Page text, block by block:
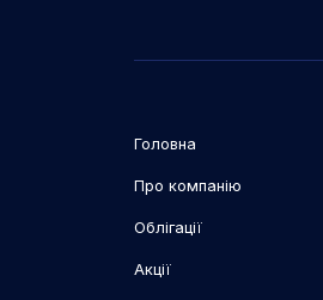
Головна
Про компанію
Облігації
Акції